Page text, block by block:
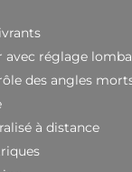
avec réglage
des angles
à distance